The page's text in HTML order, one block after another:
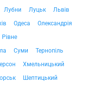
Лубни Луцьк
Львів
Одеса
Олександрія
Рівне
Суми
Тернопіль
Хмельницький
Шептицький